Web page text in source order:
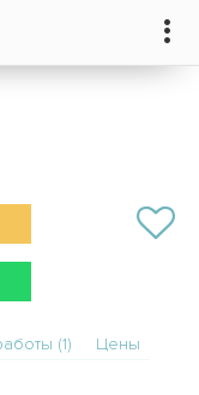
(1) Цены